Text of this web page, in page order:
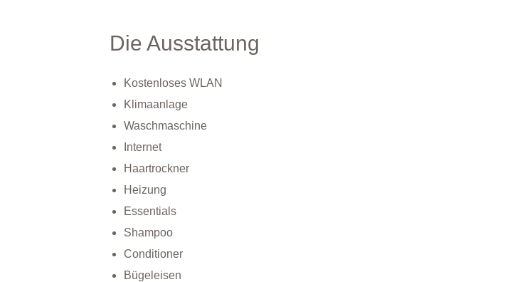
Die Ausstattung
Kostenloses WLAN
Klimaanlage
Waschmaschine
Internet
Haartrockner
Heizung
Essentials
Shampoo
Conditioner
Bügeleisen